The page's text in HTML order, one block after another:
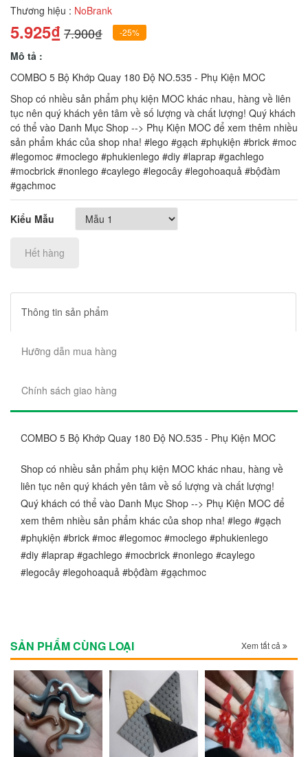
Thương hiệu : NoBrank
5.925₫7.900₫ -25%
Mô tả :
COMBO 5 Bộ Khớp Quay 180 Độ NO.535 - Phụ Kiện MOC
Shop có nhiều sản phẩm phụ kiện MOC khác nhau, hàng về liên
tục nên quý khách yên tâm về số lượng và chất lượng! Quý khách
có thể vào Danh Mục Shop --> Phụ Kiện MOC để xem thêm nhiều
sản phẩm khác của shop nha! #lego #gạch #phụkiện #brick #moc
#legomoc #moclego #phukienlego #diy #laprap #gachlego
#mocbrick #nonlego #caylego #legocây #legohoaquả #bộđàm
#gạchmoc
Kiểu Mẫu
Hết hàng
Thông tin sản phẩm
Hưỡng dẫn mua hàng
Chính sách giao hàng
COMBO 5 Bộ Khớp Quay 180 Độ NO.535 - Phụ Kiện MOC
Shop có nhiều sản phẩm phụ kiện MOC khác nhau, hàng về
liên tục nên quý khách yên tâm về số lượng và chất lượng!
Quý khách có thể vào Danh Mục Shop --> Phụ Kiện MOC để
xem thêm nhiều sản phẩm khác của shop nha! #lego #gạch
#phụkiện #brick #moc #legomoc #moclego #phukienlego
#diy #laprap #gachlego #mocbrick #nonlego #caylego
#legocây #legohoaquả #bộđàm #gạchmoc
SẢN PHẨM CÙNG LOẠI Xem tất cả